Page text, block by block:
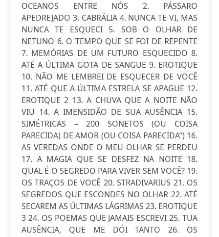
OCEANOS ENTRE NÓS 2. PÁSSARO
APEDREJADO 3. CABRÁLIA 4. NUNCA TE VI, MAS
NUNCA TE ESQUECI 5. SOB O OLHAR DE
NETUNO 6. O TEMPO QUE SE FOI DE REPENTE
7. MEMÓRIAS DE UM FUTURO ESQUECIDO 8.
ATÉ A ÚLTIMA GOTA DE SANGUE 9. EROTIQUE
10. NÃO ME LEMBREI DE ESQUECER DE VOCÊ
11. ATÉ QUE A ÚLTIMA ESTRELA SE APAGUE 12.
EROTIQUE 2 13. A CHUVA QUE A NOITE NÃO
VIU 14. A IMENSIDÃO DE SUA AUSÊNCIA 15.
SIMÉTRICAS – 200 SONETOS (OU COISA
PARECIDA) DE AMOR (OU COISA PARECIDA”) 16.
AS VEREDAS ONDE O MEU OLHAR SE PERDEU
17. A MAGIA QUE SE DESFEZ NA NOITE 18.
QUAL É O SEGREDO PARA VIVER SEM VOCÊ? 19.
OS TRAÇOS DE VOCÊ 20. STRADIVARIUS 21. OS
SEGREDOS QUE ESCONDES NO OLHAR 22. ATÉ
SECAREM AS ÚLTIMAS LÁGRIMAS 23. EROTIQUE
3 24. OS POEMAS QUE JAMAIS ESCREVI 25. TUA
AUSÊNCIA, QUE ME DÓI TANTO 26. OS